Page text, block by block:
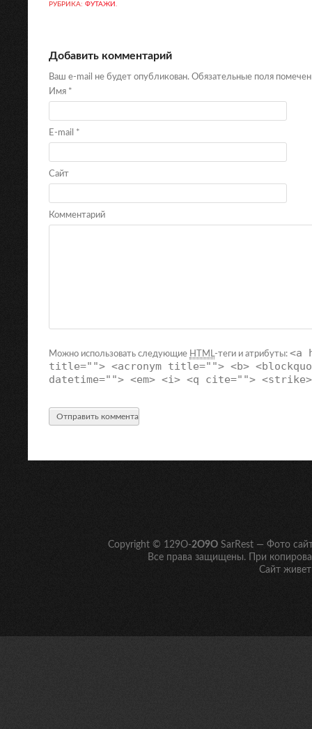
РУБРИКА: ФУТАЖИ .
Добавить комментарий
Ваш e-mail не будет опубликован. Обязательные поля
Имя *
E-mail *
Сайт
Комментарий
Можно использовать следующие HTML-теги и атрибуты: <a
title=""> <acronym title=""> <b>
datetime=""> <em> <i> <q cite="">
Copyright © 129O-2O9O SarRest — Фото
Все права защищены. При
Сайт живет